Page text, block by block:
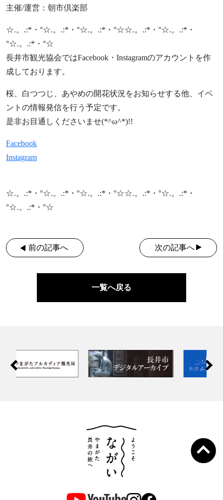
主催/運営：朝市倶楽部
☆.。.:*・°☆.。.:*・°☆.。.:*・°☆☆.。.:*・°☆.。.:*・
°☆.。.:*・°☆
長井市観光協会ではFacebook・Instagramのアカウントを作
成しております。
桜、白つつじ、あやめの開花状況をお知らせする他、イベ
ントの情報発信を行う予定です。
是非お目通しくださいませ(*^ω^*)!!
Facebook
Instagram
☆.。.:*・°☆.。.:*・°☆.。.:*・°☆☆.。.:*・°☆.。.:*・
°☆.。.:*・°☆
前の記事へ 次の記事へ
一覧へ戻る